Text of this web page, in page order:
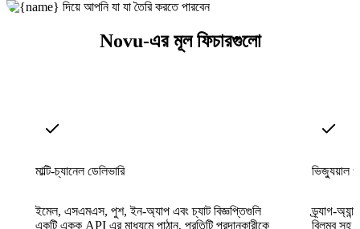
Novu-এর মূল ফিচারগুলো
মাল্টি-চ্যানেল ডেলিভারি
ইমেল, এসএমএস, পুশ, ইন-অ্যাপ এবং চ্যাট বিজ্ঞপ্তিগুলি
একটি একক API এর মাধ্যমে পাঠান, প্রতিটি প্রদানকারীকে
ভিজ্যুয়াল
ড্র্যাগ-
বিলম্ব সহ